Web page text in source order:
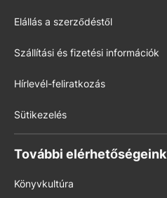
Elállás a szerződéstől
Szállítási és fizetési információk
Hírlevél-feliratkozás
Sütikezelés
További elérhetőségeink
Könyvkultúra